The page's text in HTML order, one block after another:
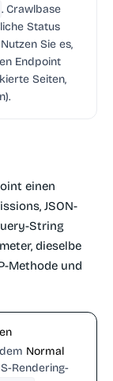
. Crawlbase
Status
Sie es,
Endpoint
Seiten,
einen
JSON-
String
dieselbe
Methode und
Normal
Rendering-